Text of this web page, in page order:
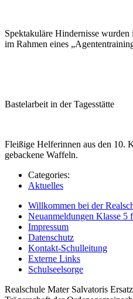
Spektakuläre Hindernisse
im Rahmen eines
Bastelarbeit in der Tagesstätte
Fleißige Helferinnen aus den 10.
gebackene Waffeln.
Categories:
Aktuelles
Willkommen bei der
Neuanmeldungen Klasse 5
Impressum
Datenschutz
Kontakt-Schulleitung
Externe Links
Schulseelsorge
Realschule Mater Salvatoris